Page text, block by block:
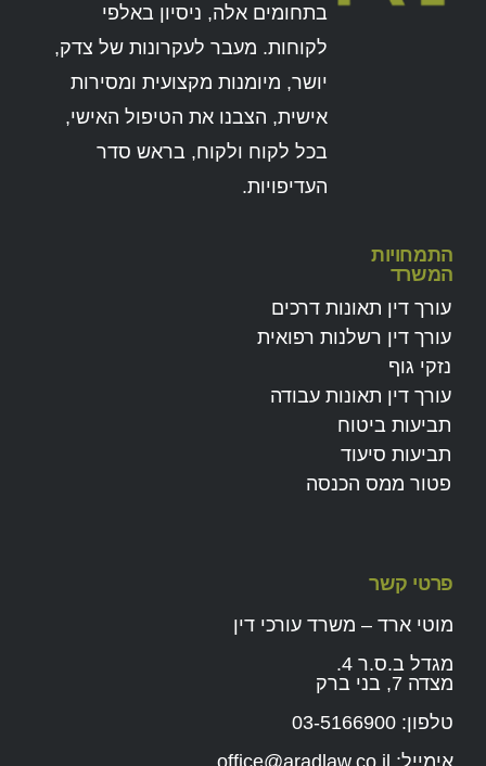
בתחומים אלה, ניסיון באלפי
לקוחות. מעבר לעקרונות של צדק,
יושר, מיומנות מקצועית ומסירות
אישית, הצבנו את הטיפול האישי,
בכל לקוח ולקוח, בראש סדר
העדיפויות.
התמחויות
המשרד
עורך דין תאונות דרכים
עורך דין רשלנות רפואית
נזקי גוף
עורך דין תאונות עבודה
תביעות ביטוח
תביעות סיעוד
פטור ממס הכנסה
פרטי קשר
מוטי ארד – משרד עורכי דין
מגדל ב.ס.ר 4.
מצדה 7, בני ברק
טלפון: 03-5166900
אימייל: office@aradlaw.co.il